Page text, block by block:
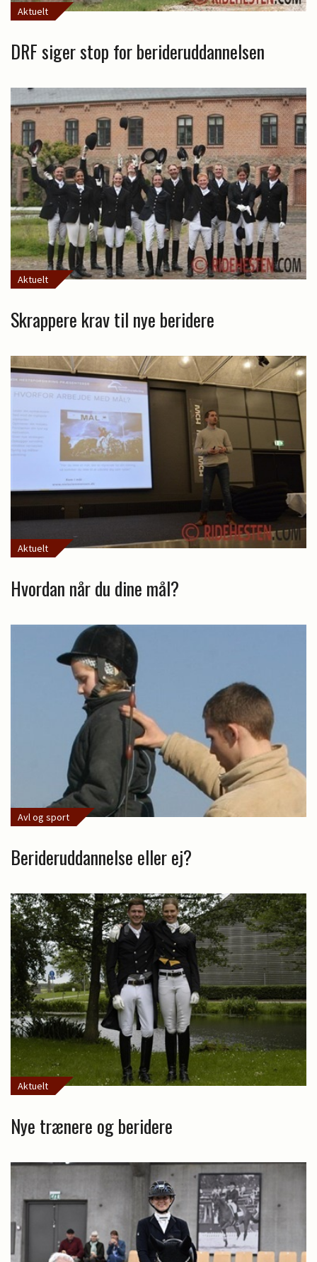
Aktuelt
DRF siger stop for berideruddannelsen
Aktuelt
Skrappere krav til nye beridere
Aktuelt
Hvordan når du dine mål?
Avl og sport
Berideruddannelse eller ej?
Aktuelt
Nye trænere og beridere